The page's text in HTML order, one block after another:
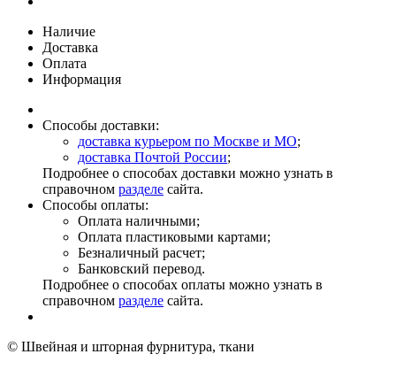
Наличие
Доставка
Оплата
Информация
Способы доставки:
доставка курьером по Москве и МО;
доставка Почтой России;
Подробнее о способах доставки можно узнать в
справочном разделе сайта.
Способы оплаты:
Оплата наличными;
Оплата пластиковыми картами;
Безналичный расчет;
Банковский перевод.
Подробнее о способах оплаты можно узнать в
справочном разделе сайта.
© Швейная и шторная фурнитура, ткани